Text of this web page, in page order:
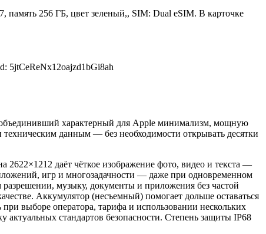
256 ГБ, цвет зеленый,, SIM: Dual eSIM. В карточке
5jtCeReNx12oajzd1bGi8ah
характерный для Apple минимализм, мощную
данным — без необходимости открывать десятки
2622×1212 даёт чёткое изображение фото, видео и текста —
игр и многозадачности — даже при одновременном
музыку, документы и приложения без частой
Аккумулятор (несъемный) помогает дольше оставаться
выборе оператора, тарифа и использовании нескольких
стандартов безопасности. Степень защиты IP68